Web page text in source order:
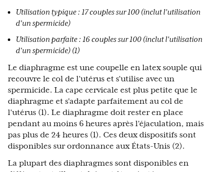
Utilisation typique : 17 couples sur 100 (inclut l'utilisation
d'un spermicide)
Utilisation parfaite : 16 couples sur 100 (inclut l'utilisation
d'un spermicide) (1)
Le diaphragme est une coupelle en latex souple qui
recouvre le col de l'utérus et s'utilise avec un
spermicide. La cape cervicale est plus petite que le
diaphragme et s'adapte parfaitement au col de
l'utérus (1). Le diaphragme doit rester en place
pendant au moins 6 heures après l'éjaculation, mais
pas plus de 24 heures (1). Ces deux dispositifs sont
disponibles sur ordonnance aux États-Unis (2).
La plupart des diaphragmes sont disponibles en